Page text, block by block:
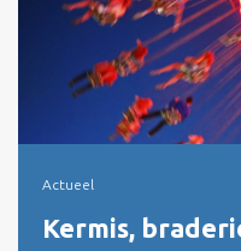
Actueel
Kermis,